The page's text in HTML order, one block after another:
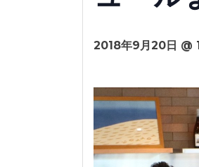
2018年9月20日 @